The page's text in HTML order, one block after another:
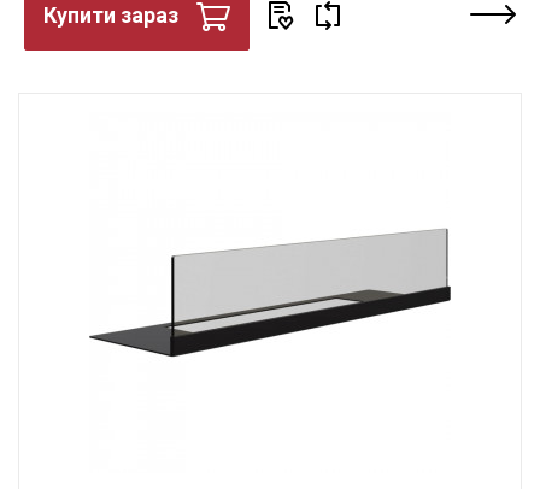
Купити зараз